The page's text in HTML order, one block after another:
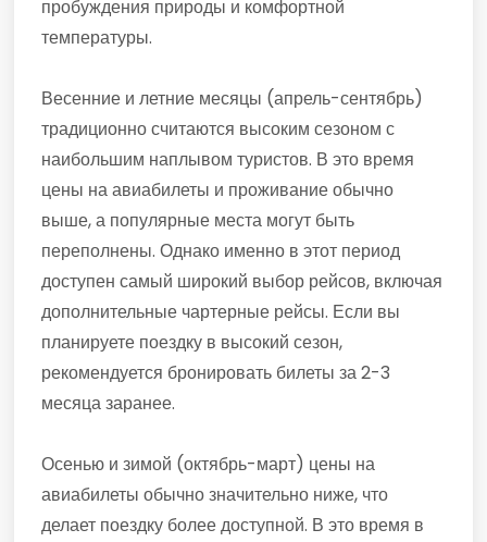
пробуждения природы и комфортной
температуры.
Весенние и летние месяцы (апрель-сентябрь)
традиционно считаются высоким сезоном с
наибольшим наплывом туристов. В это время
цены на авиабилеты и проживание обычно
выше, а популярные места могут быть
переполнены. Однако именно в этот период
доступен самый широкий выбор рейсов, включая
дополнительные чартерные рейсы. Если вы
планируете поездку в высокий сезон,
рекомендуется бронировать билеты за 2-3
месяца заранее.
Осенью и зимой (октябрь-март) цены на
авиабилеты обычно значительно ниже, что
делает поездку более доступной. В это время в